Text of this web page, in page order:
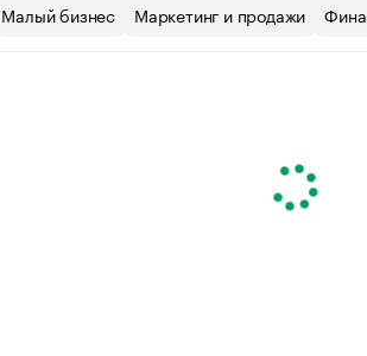
Экономика Бизнес
Малый бизнес Маркетинг и продажи